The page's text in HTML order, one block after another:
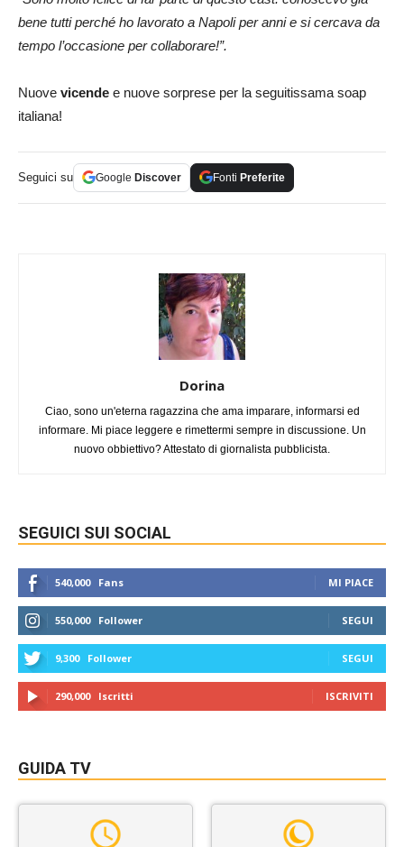
bene tutti perché ho lavorato a Napoli per anni e si cercava da
tempo l’occasione per collaborare!”.
Nuove vicende e nuove sorprese per la seguitissama soap
italiana!
Seguici su Google Discover Fonti Preferite
Dorina
Ciao, sono un'eterna ragazzina che ama imparare, informarsi ed
informare. Mi piace leggere e rimettermi sempre in discussione. Un
nuovo obbiettivo? Attestato di giornalista pubblicista.
SEGUICI SUI SOCIAL
540,000 Fans MI PIACE
550,000 Follower SEGUI
9,300 Follower SEGUI
290,000 Iscritti ISCRIVITI
GUIDA TV